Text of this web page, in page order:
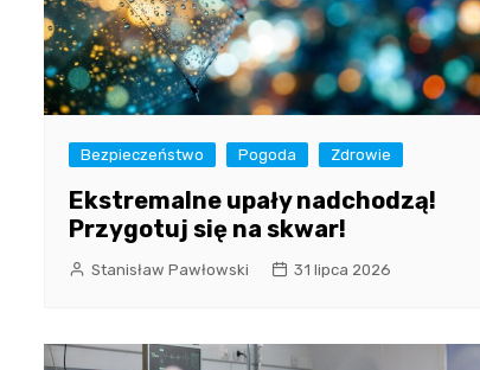
Bezpieczeństwo Pogoda Zdrowie
Ekstremalne upały nadchodzą!
Przygotuj się na skwar!
Stanisław Pawłowski 31 lipca 2026